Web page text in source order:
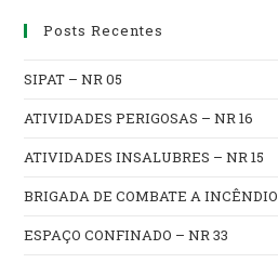
Posts Recentes
SIPAT – NR 05
ATIVIDADES PERIGOSAS – NR 16
ATIVIDADES INSALUBRES – NR 15
BRIGADA DE COMBATE A INCÊNDIO
ESPAÇO CONFINADO – NR 33